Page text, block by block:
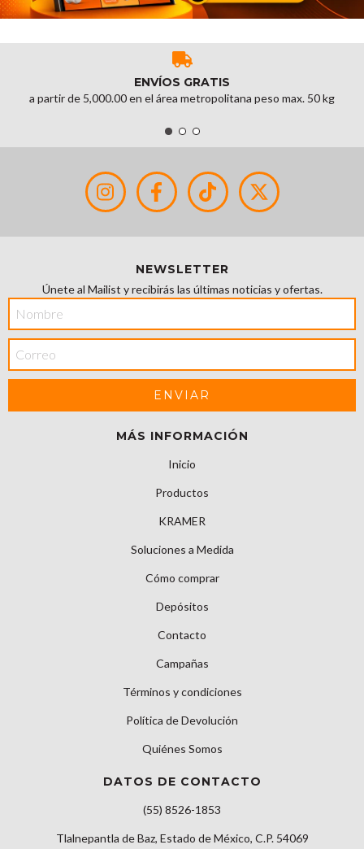
ENVÍOS GRATIS
a partir de 5,000.00 en el área metropolitana peso max. 50 kg
NEWSLETTER
Únete al Mailist y recibirás las últimas noticias y ofertas.
MÁS INFORMACIÓN
Inicio
Productos
KRAMER
Soluciones a Medida
Cómo comprar
Depósitos
Contacto
Campañas
Términos y condiciones
Política de Devolución
Quiénes Somos
DATOS DE CONTACTO
(55) 8526-1853
Tlalnepantla de Baz, Estado de México, C.P. 54069